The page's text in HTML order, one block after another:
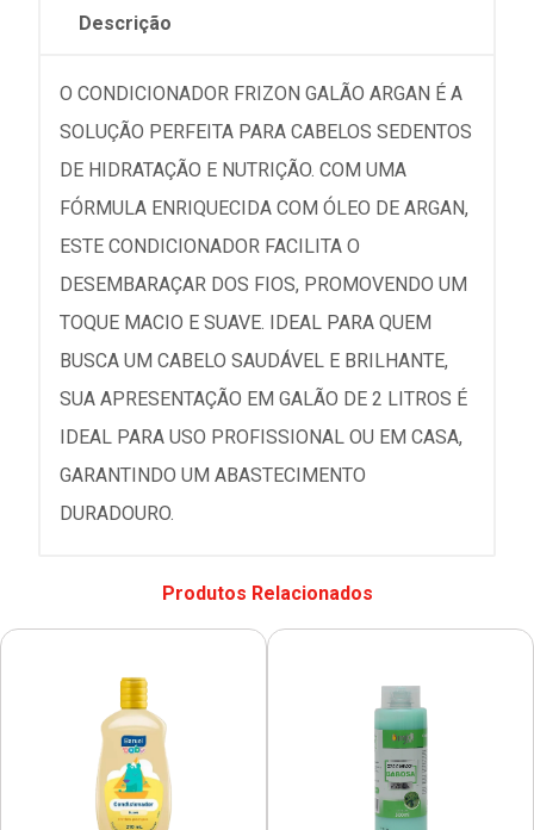
Descrição
O CONDICIONADOR FRIZON GALÃO ARGAN É A
SOLUÇÃO PERFEITA PARA CABELOS SEDENTOS
DE HIDRATAÇÃO E NUTRIÇÃO. COM UMA
FÓRMULA ENRIQUECIDA COM ÓLEO DE ARGAN,
ESTE CONDICIONADOR FACILITA O
DESEMBARAÇAR DOS FIOS, PROMOVENDO UM
TOQUE MACIO E SUAVE. IDEAL PARA QUEM
BUSCA UM CABELO SAUDÁVEL E BRILHANTE,
SUA APRESENTAÇÃO EM GALÃO DE 2 LITROS É
IDEAL PARA USO PROFISSIONAL OU EM CASA,
GARANTINDO UM ABASTECIMENTO
DURADOURO.
Produtos Relacionados